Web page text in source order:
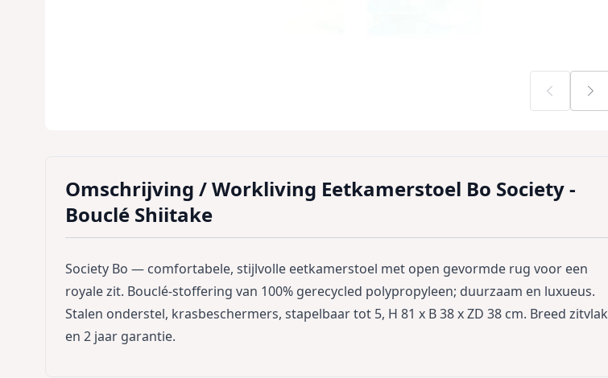
Omschrijving /Workliving Eetkamerstoel Bo Society -
Bouclé Shiitake
Society Bo — comfortabele, stijlvolle eetkamerstoel met open gevormde rug voor een
royale zit. Bouclé-stoffering van 100% gerecycled polypropyleen; duurzaam en luxueus.
Stalen onderstel, krasbeschermers, stapelbaar tot 5, H 81 x B 38 x ZD 38 cm. Breed zitvlak
en 2 jaar garantie.